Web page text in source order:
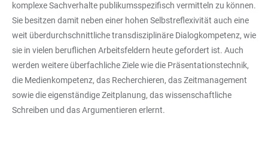
komplexe Sachverhalte publikumsspezifisch vermitteln zu können.
Sie besitzen damit neben einer hohen Selbstreflexivität auch eine
weit überdurchschnittliche transdisziplinäre Dialogkompetenz, wie
sie in vielen beruflichen Arbeitsfeldern heute gefordert ist. Auch
werden weitere überfachliche Ziele wie die Präsentationstechnik,
die Medienkompetenz, das Recherchieren, das Zeitmanagement
sowie die eigenständige Zeitplanung, das wissenschaftliche
Schreiben und das Argumentieren erlernt.